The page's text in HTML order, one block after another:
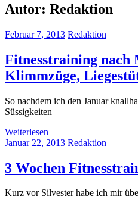
Autor: Redaktion
Februar 7, 2013 Redaktion
Fitnesstraining nach
Klimmzüge,
So nachdem ich den Januar
Süssigkeiten
Weiterlesen
Januar 22, 2013 Redaktion
3 Wochen
Kurz vor Silvester habe ich mir